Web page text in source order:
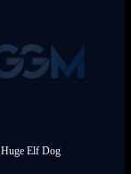
Huge Elf Dog